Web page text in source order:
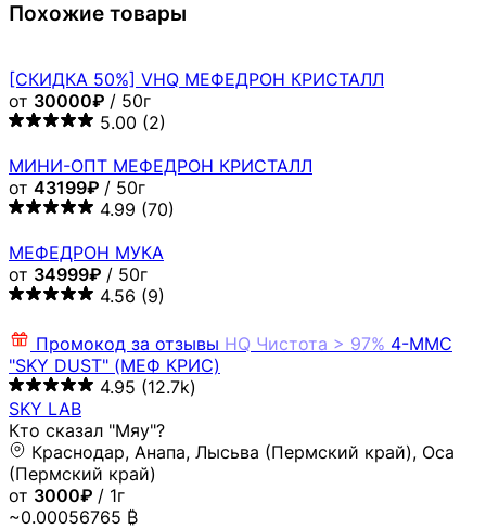
Похожие товары
[СКИДКА 50%] VHQ МЕФЕДРОН КРИСТАЛЛ
от 30000₽ / 50г
5.00 (2)
МИНИ-ОПТ МЕФЕДРОН КРИСТАЛЛ
от 43199₽ / 50г
4.99 (70)
МЕФЕДРОН МУКА
от 34999₽ / 50г
4.56 (9)
Промокод за отзывы HQ Чистота > 97% 4-MMC
"SKY DUST" (МЕФ КРИС)
4.95 (12.7k)
SKY LAB
Кто сказал "Мяу"?
Краснодар, Анапа, Лысьва (Пермский край), Оса
(Пермский край)
от 3000₽ / 1г
~0.00056765 ₿